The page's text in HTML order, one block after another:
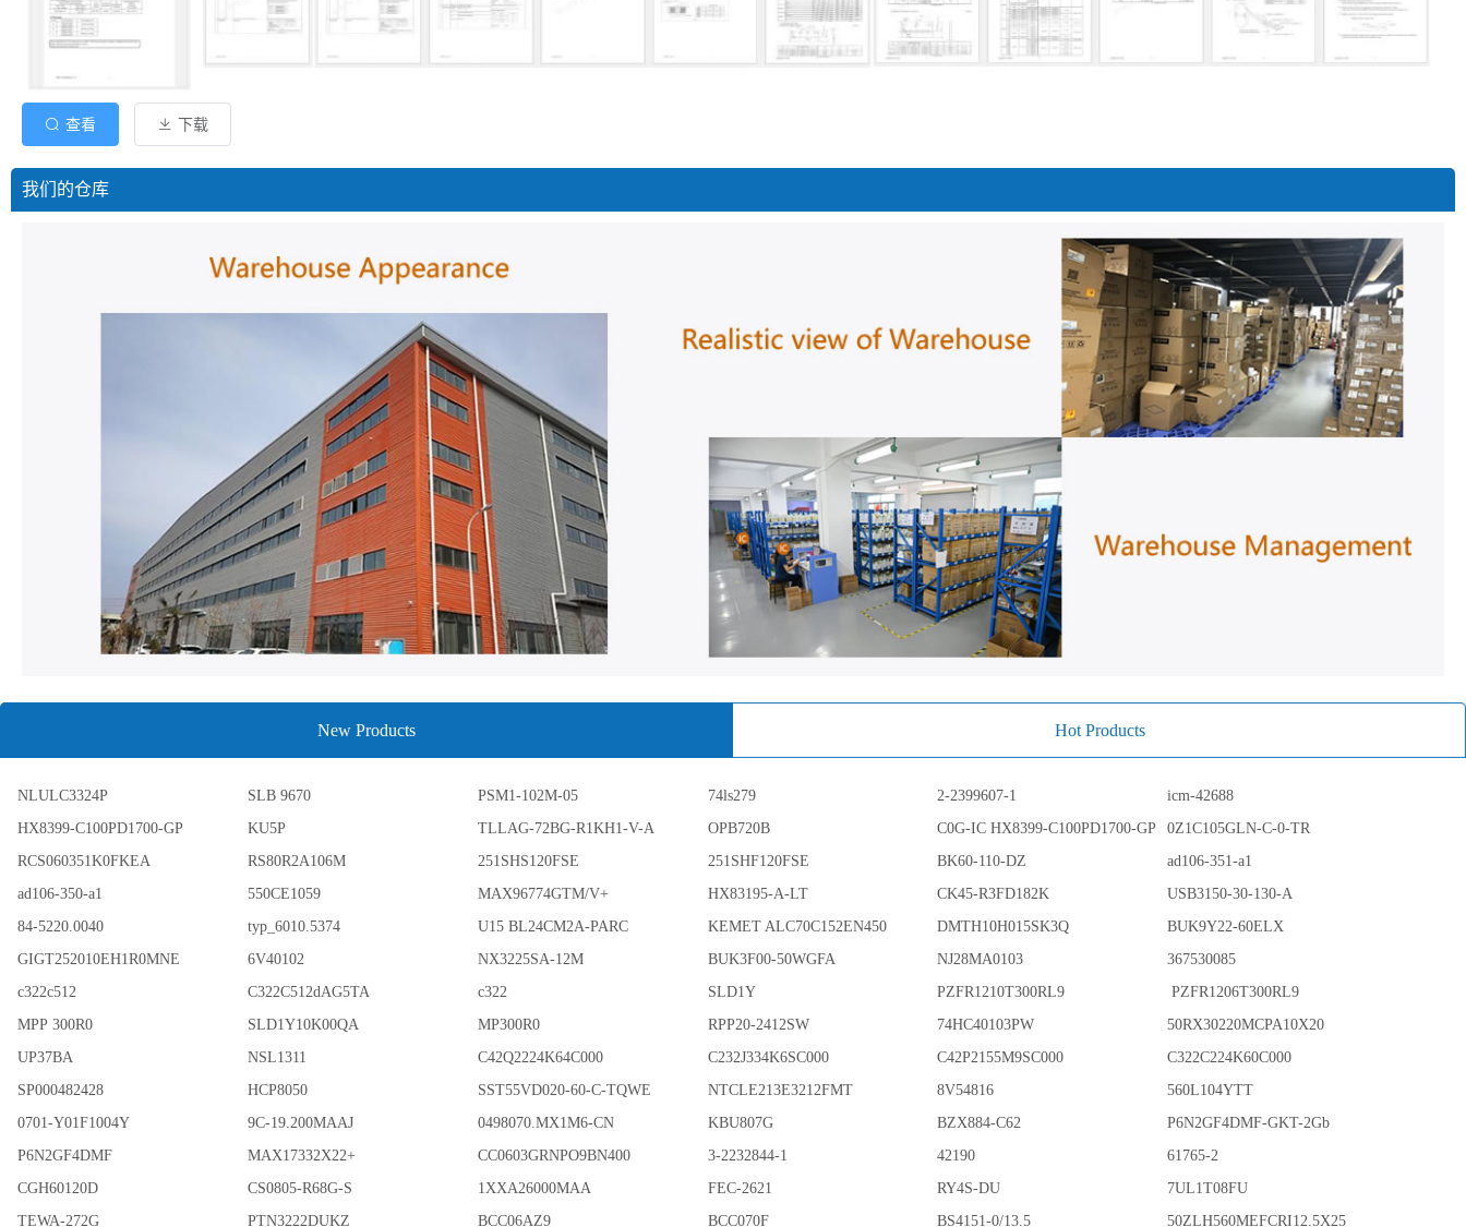
查看 下载
我们的仓库
New Products Hot Products
NLULC3324P SLB 9670 PSM1-102M-05 74ls279 2-2399607-1
icm-42688
HX8399-C100PD1700-GP
KU5P TLLAG-72BG-R1KH1-V-A OPB720B C0G-IC HX8399-C100PD1700-GP
0Z1C105GLN-C-0-TR
RCS060351K0FKEA
RS80R2A106M 251SHS120FSE 251SHF120FSE BK60-110-DZ
ad106-351-a1
ad106-350-a1
550CE1059 MAX96774GTM/V+ HX83195-A-LT CK45-R3FD182K
USB3150-30-130-A
84-5220.0040
typ_6010.5374 U15 BL24CM2A-PARC KEMET ALC70C152EN450 DMTH10H015SK3Q
BUK9Y22-60ELX
GIGT252010EH1R0MNE
6V40102 NX3225SA-12M BUK3F00-50WGFA NJ28MA0103
367530085
c322c512
C322C512dAG5TA c322 SLD1Y PZFR1210T300RL9
PZFR1206T300RL9
MPP 300R0
SLD1Y10K00QA MP300R0 RPP20-2412SW 74HC40103PW
50RX30220MCPA10X20
UP37BA
NSL1311 C42Q2224K64C000 C232J334K6SC000 C42P2155M9SC000
C322C224K60C000
SP000482428
HCP8050 SST55VD020-60-C-TQWE NTCLE213E3212FMT 8V54816
560L104YTT
0701-Y01F1004Y
9C-19.200MAAJ 0498070.MX1M6-CN KBU807G BZX884-C62
P6N2GF4DMF-GKT-2Gb
P6N2GF4DMF
MAX17332X22+ CC0603GRNPO9BN400 3-2232844-1 42190
61765-2
CGH60120D
CS0805-R68G-S 1XXA26000MAA FEC-2621 RY4S-DU
7UL1T08FU
TEWA-272G
PTN3222DUKZ BCC06AZ9 BCC070F BS4151-0/13.5 50ZLH560MEFCRI12.5X25